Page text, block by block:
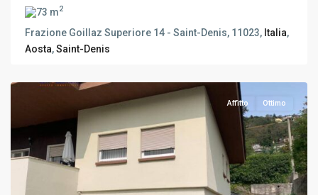
73 m2
Frazione Goillaz Superiore 14 - Saint-Denis, 11023, Italia,
Aosta,Saint-Denis
Aosta,
Affitto Ottimo